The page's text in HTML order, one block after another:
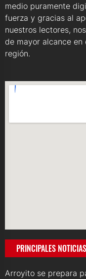
medio puramente
fuerza y gracias al
nuestros lectores,
de mayor alcance en
región.
PRINCIPALES NOTICIAS
Arroyito se prepara